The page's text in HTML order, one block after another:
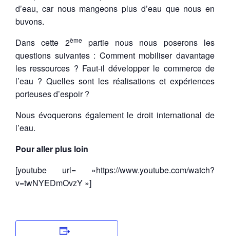
d’eau, car nous mangeons plus d’eau que nous en
buvons.
Dans cette 2ème
partie nous nous poserons les
questions suivantes : Comment mobiliser davantage
les ressources ? Faut-il développer le commerce de
l’eau ? Quelles sont les réalisations et expériences
porteuses d’espoir ?
Nous évoquerons également le droit international de
l’eau.
Pour aller plus loin
[youtube url= »https://www.youtube.com/watch?
v=twNYEDmOvzY »]